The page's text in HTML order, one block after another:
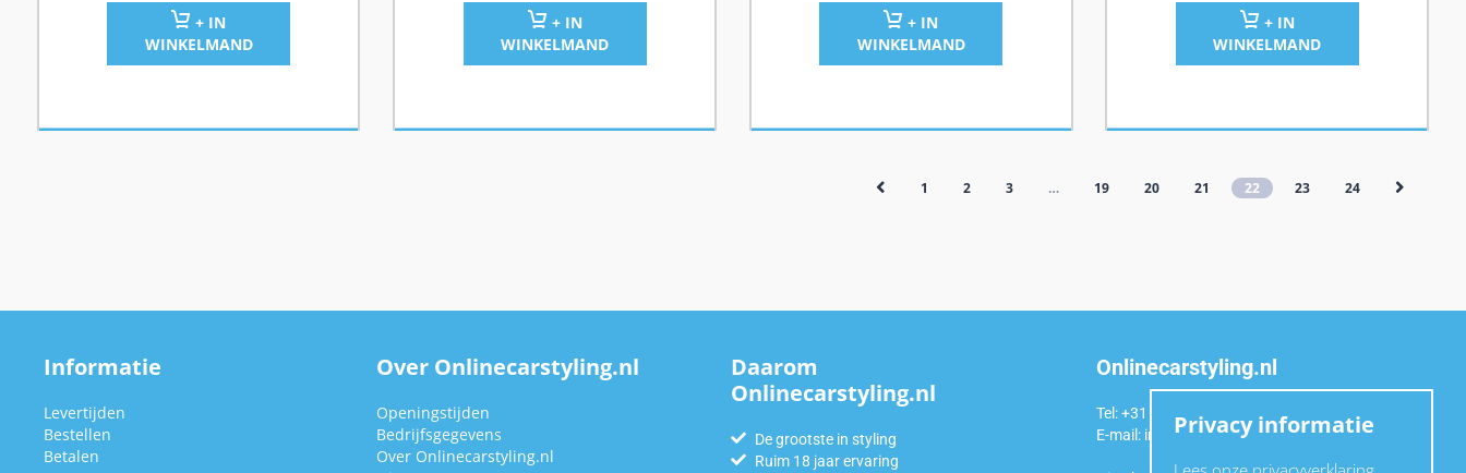
+ IN
WINKELMAND
+ IN
WINKELMAND
+ IN
WINKELMAND
+ IN
WINKELMAND
1 2 3 … 19 20 21 22 23 24
Informatie
Levertijden
Bestellen
Betalen
Over Onlinecarstyling.nl
Openingstijden
Bedrijfsgegevens
Over Onlinecarstyling.nl
Daarom
Onlinecarstyling.nl
De grootste in styling
Ruim 18 jaar ervaring
Onlinecarstyling.nl
Tel: +31 (0)6 54 98 49 99
E-mail: info@onlinecarstyling.nl
Privacy informatie